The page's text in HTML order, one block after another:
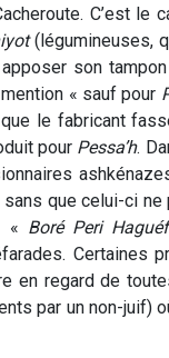
C’est le
(légumineuses,
son
« sauf pour
le fabricant
pour Pessa’h.
sans que celui-ci
« Boré Peri
Certaines
en regard de
par un non-juif)